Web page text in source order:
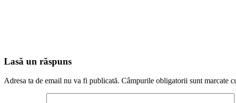
Lasă un răspuns
Adresa ta de email nu va fi publicată. Câmpurile obligatorii sunt marcate